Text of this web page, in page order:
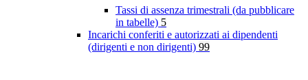
Tassi di assenza trimestrali (da pubblicare
in tabelle) 5
Incarichi conferiti e autorizzati ai dipendenti
(dirigenti e non dirigenti) 99